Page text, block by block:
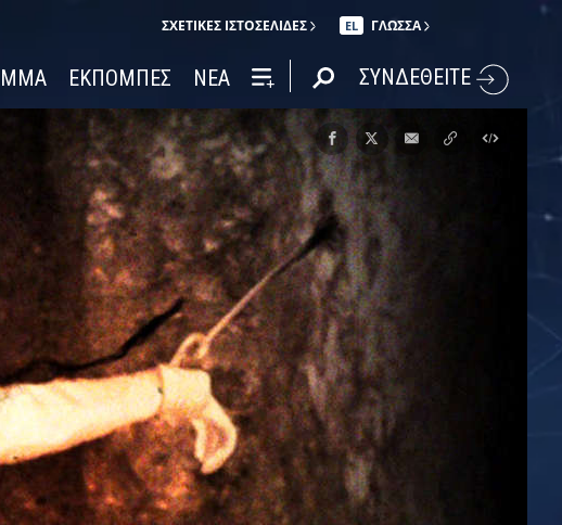
ΣΧΕΤΙΚΈΣ ΙΣΤΟΣΕΛΊΔΕΣ EL ΓΛΩΣΣΑ
ΕΚΠΟΜΠΕΣ ΝΕΑ ΣΥΝΔΕΘΕΙΤΕ